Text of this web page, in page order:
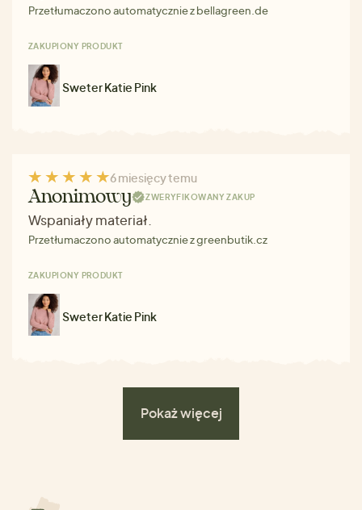
Przetłumaczono automatycznie z bellagreen.de
ZAKUPIONY PRODUKT
Sweter Katie Pink
6 miesięcy temu
Anonimowy ZWERYFIKOWANY ZAKUP
Wspaniały materiał.
Przetłumaczono automatycznie z greenbutik.cz
ZAKUPIONY PRODUKT
Sweter Katie Pink
Pokaż więcej